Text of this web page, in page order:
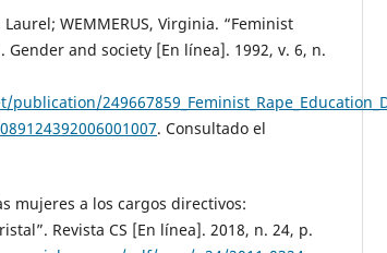
Laurel; WEMMERUS, Virginia. “Feminist
and society [En línea]. 1992, v. 6, n.
. Consultado el
mujeres a los cargos directivos:
Revista CS [En línea]. 2018, n. 24, p.